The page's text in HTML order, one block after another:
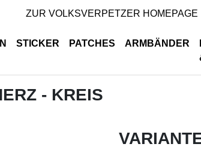
ZUR VOLKSVERPETZER HOMEPAGE
STICKER PATCHES ARMBÄNDER
- KREIS